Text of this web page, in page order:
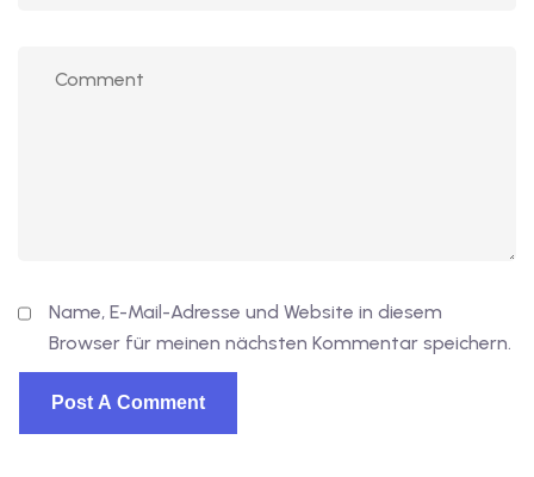
Name, E-Mail-Adresse und Website in diesem
Browser für meinen nächsten Kommentar speichern.